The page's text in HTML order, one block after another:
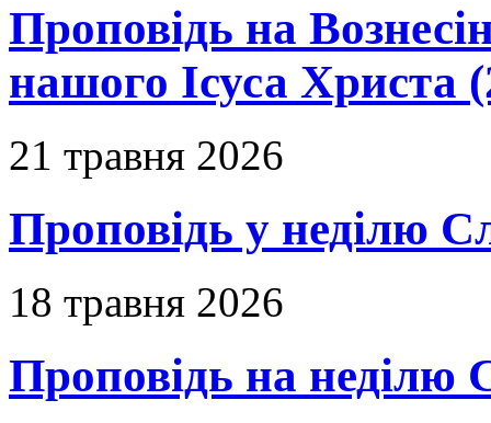
Проповідь на
нашого Ісуса Христа
21 травня 2026
Проповідь у неділю
18 травня 2026
Проповідь на неділю